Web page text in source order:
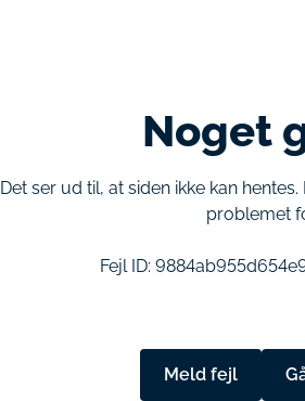
Noget
Det ser ud til, at siden ikke kan
problemet
Fejl ID:
Meld fejl